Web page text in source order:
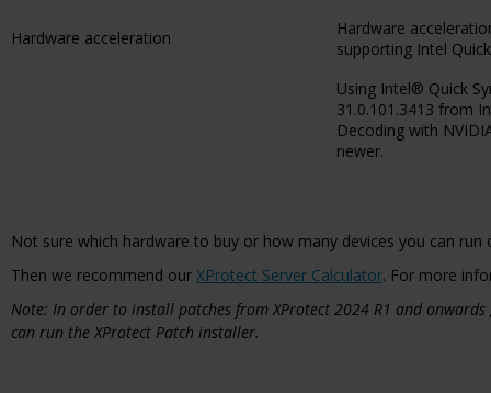
Hardware acceleration
Hardware
supporting Intel
Using Intel® Quick
31.0.101.3413 from
Decoding with
newer.
Not sure which hardware to buy or how many devices you can run
Then we recommend our XProtect Server Calculator. For more
Note: In order to install patches from XProtect 2024 R1 and
can run the XProtect Patch installer.